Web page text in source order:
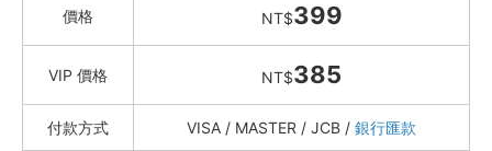
Bonsoy 氣泡椰子水/棒豆奶
Zestea 無酒精
O卡桑 木耳養生飲
方圓一脈 如果紅茶
人山艸 無鹼仙草茶
價格 NT$399
VIP 價格 NT$385
付款方式 VISA / MASTER / JCB / 銀行匯款